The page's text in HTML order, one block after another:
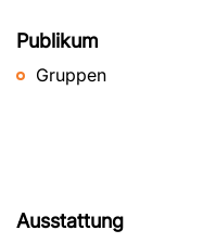
Publikum
Gruppen
Ausstattung